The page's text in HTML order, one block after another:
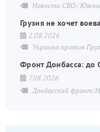
Новости СВО
Грузия не хочет
2.08.2026
Украина против
Фронт Донбасса: до
7.08.2026
Донбасский фронт/